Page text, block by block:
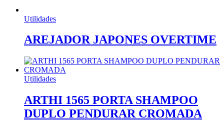
Utilidades
AREJADOR JAPONES OVERTIME
Utilidades
ARTHI 1565 PORTA SHAMPOO
DUPLO PENDURAR CROMADA